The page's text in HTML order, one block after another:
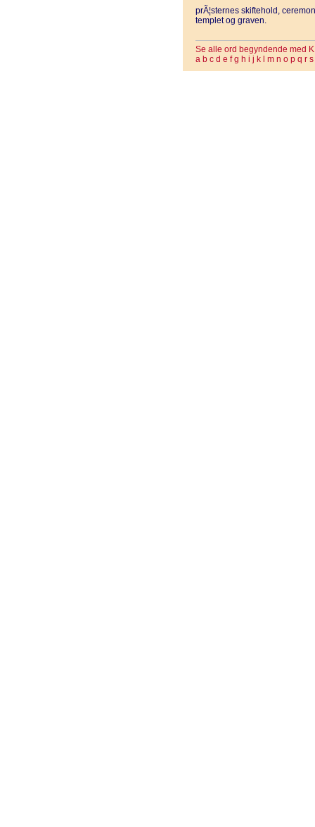
prÃ¦sternes skiftehold,
templet og graven.
Se alle ord begyndende med K
a b c d e f g h i j k m n o p q r s